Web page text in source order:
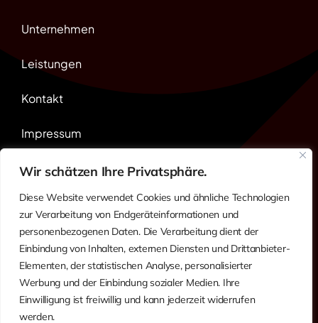
Wir schätzen Ihre Privatsphäre.
Diese Website verwendet Cookies und ähnliche Technologien
zur Verarbeitung von Endgeräteinformationen und
personenbezogenen Daten. Die Verarbeitung dient der
Einbindung von Inhalten, externen Diensten und Drittanbieter-
Elementen, der statistischen Analyse, personalisierter
Werbung und der Einbindung sozialer Medien. Ihre
Einwilligung ist freiwillig und kann jederzeit widerrufen
werden.
Unternehmen
Leistungen
Kontakt
Impressum
Karriere
EN